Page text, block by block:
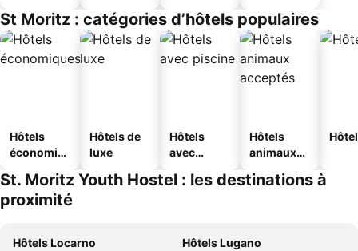
St Moritz : catégories d’hôtels populaires
Hôtels
économiq
Hôtels de
luxe
Hôtels
avec
Hôtels
animaux
St. Moritz Youth Hostel : les destinations à
proximité
Hôtels Locarno
Hôtels Lugano